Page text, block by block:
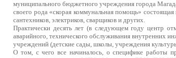
муниципального бюджетного учреждения города
своего рода «скорая коммунальная помощь»
сантехников, электриков, сварщиков и других.
Практически десять лет (в следующем году центр
аварийного, технического обслуживания внутренних
учреждений (детские сады, школы, учреждения
О том, с чего все начиналось, о специфике работы